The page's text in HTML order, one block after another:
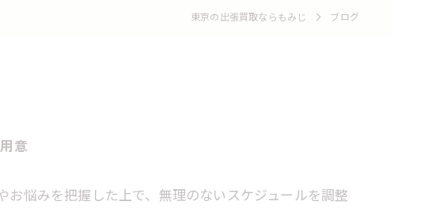
東京の出張買取ならもみじ ブログ
意
悩みを把握した上で、無理のないスケジュールを調整